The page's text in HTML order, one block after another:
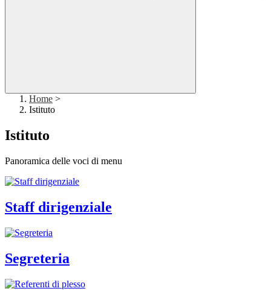
Home >
Istituto
Istituto
Panoramica delle voci di menu
Staff dirigenziale
Segreteria